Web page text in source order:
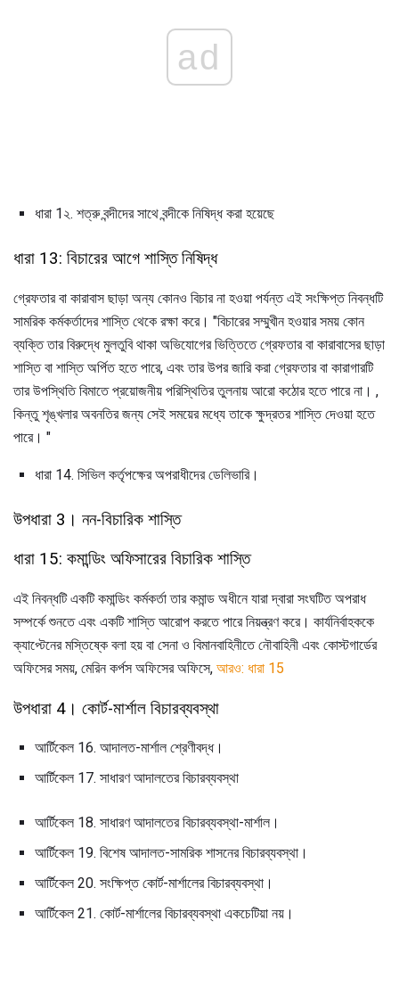
ad
ধারা 1২. শত্রু বন্দীদের সাথে বন্দীকে নিষিদ্ধ করা হয়েছে
ধারা 13: বিচারের আগে শাস্তি নিষিদ্ধ
গ্রেফতার বা কারাবাস ছাড়া অন্য কোনও বিচার না হওয়া পর্যন্ত এই সংক্ষিপ্ত নিবন্ধটি
সামরিক কর্মকর্তাদের শাস্তি থেকে রক্ষা করে। "বিচারের সম্মুখীন হওয়ার সময় কোন
ব্যক্তি তার বিরুদ্ধে মুলতুবি থাকা অভিযোগের ভিত্তিতে গ্রেফতার বা কারাবাসের ছাড়া
শাস্তি বা শাস্তি অর্পিত হতে পারে, এবং তার উপর জারি করা গ্রেফতার বা কারাগারটি
তার উপস্থিতি বিমাতে প্রয়োজনীয় পরিস্থিতির তুলনায় আরো কঠোর হতে পারে না। ,
কিন্তু শৃঙ্খলার অবনতির জন্য সেই সময়ের মধ্যে তাকে ক্ষুদ্রতর শাস্তি দেওয়া হতে
পারে। "
ধারা 14. সিভিল কর্তৃপক্ষের অপরাধীদের ডেলিভারি।
উপধারা 3। নন-বিচারিক শাস্তি
ধারা 15: কমান্ডিং অফিসারের বিচারিক শাস্তি
এই নিবন্ধটি একটি কমান্ডিং কর্মকর্তা তার কমান্ড অধীনে যারা দ্বারা সংঘটিত অপরাধ
সম্পর্কে শুনতে এবং একটি শাস্তি আরোপ করতে পারে নিয়ন্ত্রণ করে। কার্যনির্বাহককে
ক্যাপ্টেনের মস্তিষ্কে বলা হয় বা সেনা ও বিমানবাহিনীতে নৌবাহিনী এবং কোস্টগার্ডের
অফিসের সময়, মেরিন কর্পস অফিসের অফিসে, আরও: ধারা 15
উপধারা 4। কোর্ট-মার্শাল বিচারব্যবস্থা
আর্টিকেল 16. আদালত-মার্শাল শ্রেণীবদ্ধ।
আর্টিকেল 17. সাধারণ আদালতের বিচারব্যবস্থা
আর্টিকেল 18. সাধারণ আদালতের বিচারব্যবস্থা-মার্শাল।
আর্টিকেল 19. বিশেষ আদালত-সামরিক শাসনের বিচারব্যবস্থা।
আর্টিকেল 20. সংক্ষিপ্ত কোর্ট-মার্শালের বিচারব্যবস্থা।
আর্টিকেল 21. কোর্ট-মার্শালের বিচারব্যবস্থা একচেটিয়া নয়।